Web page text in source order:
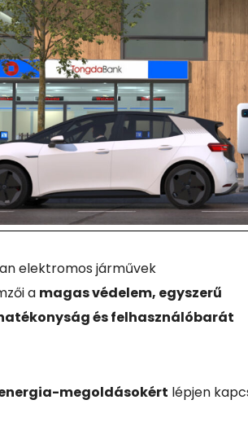
elektromos járművek
a magas védelem, egyszerű
és felhasználóbarát
megoldásokért lépjen